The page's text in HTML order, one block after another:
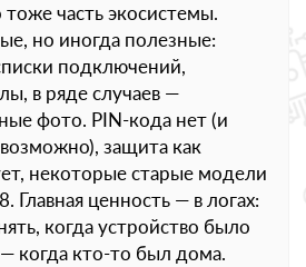
тоже часть экосистемы.
но иногда полезные:
подключений,
в ряде случаев —
фото. PIN-кода нет (и
защита как
некоторые старые модели
Главная ценность — в логах:
когда устройство было
когда кто-то был дома.